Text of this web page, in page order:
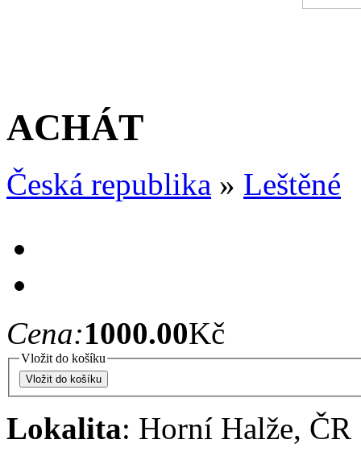
ACHÁT
Česká republika » Leštěné
Cena:1000.00Kč
Vložit do košíku
Lokalita: Horní Halže, ČR